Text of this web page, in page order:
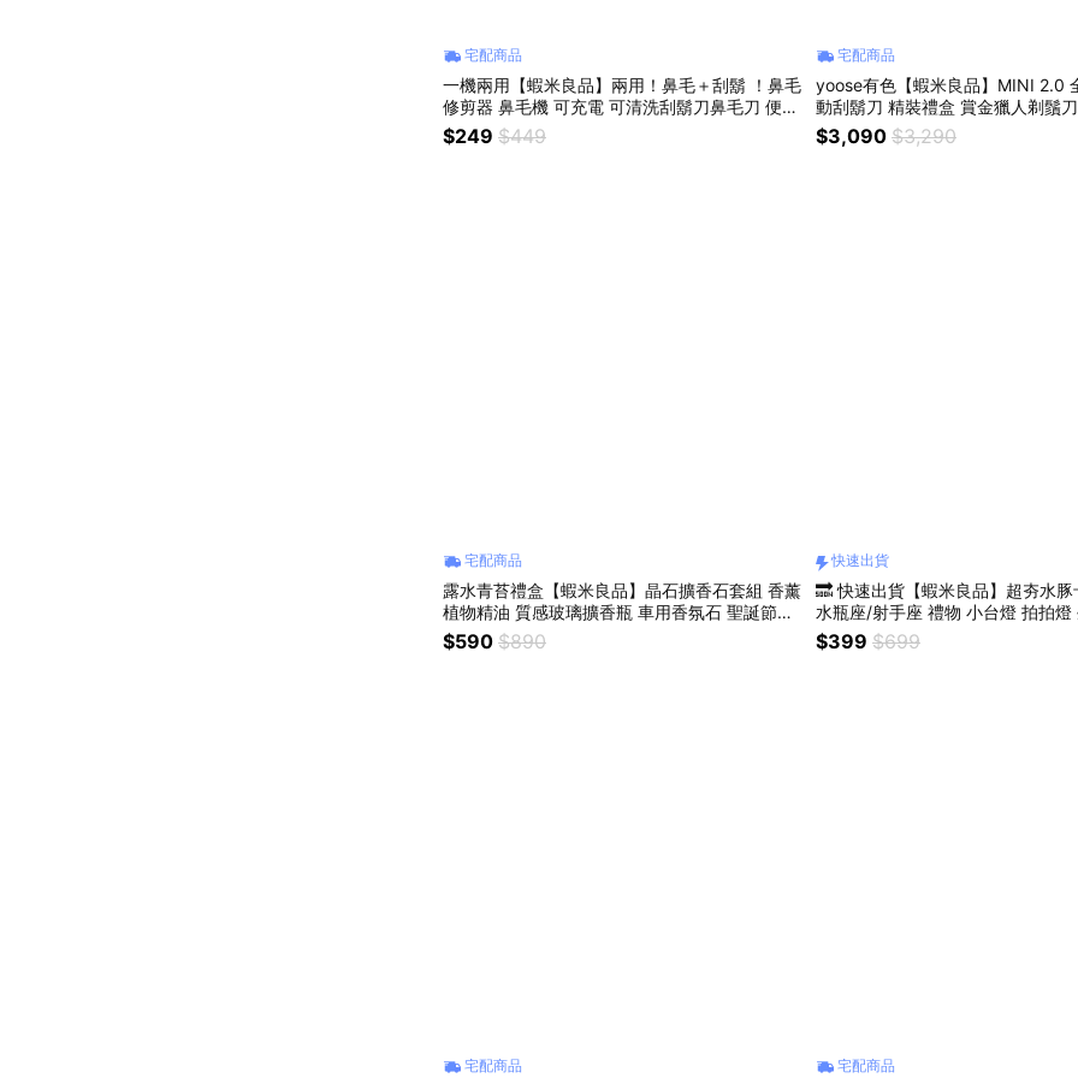
宅配商品
一機兩用【蝦米良品】兩用！鼻毛＋刮鬍 ！鼻毛
修剪器 鼻毛機 可充電 可清洗刮鬍刀鼻毛刀 便攜
迷你電動鼻毛剪 送禮 贈品 交換禮物
$249 $449
宅配商品
yoose有色【蝦米良品】MINI 2.0
動刮鬍刀 精裝禮盒 賞金獵人剃鬚
情人節/父親節/生日/尾牙禮物
$3,090 $3,290
宅配商品
露水青苔禮盒【蝦米良品】晶石擴香石套組 香薰
植物精油 質感玻璃擴香瓶 車用香氛石 聖誕節交
換禮物 生日禮物 情人節禮物 送禮 贈品
$590 $890
快速出貨
🔜 快速出貨【蝦米良品】超夯水
水瓶座/射手座 禮物 小台燈 拍拍燈
$399 $699
宅配商品 宅配商品